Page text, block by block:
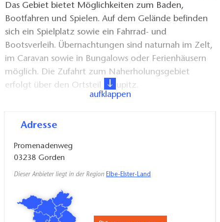
Das Gebiet bietet Möglichkeiten zum Baden,
Bootfahren und Spielen. Auf dem Gelände befinden
sich ein Spielplatz sowie ein Fahrrad- und
Bootsverleih. Übernachtungen sind naturnah im Zelt,
im Caravan sowie in Bungalows oder Ferienhäusern
möglich. Die Zufahrt zum Naherholungsgebiet
erfolgt über den Ortsteil Staupitz.
Radtouren entlang der Ufer, durch Wälder und in die
lassen sich regionale Landschaftsformen, Flora und
höchste Erhebung der Umgebung sind ein Ziel für
aufklappen
Adresse
Promenadenweg
03238 Gorden
Dieser Anbieter liegt in der Region Elbe-Elster-Land